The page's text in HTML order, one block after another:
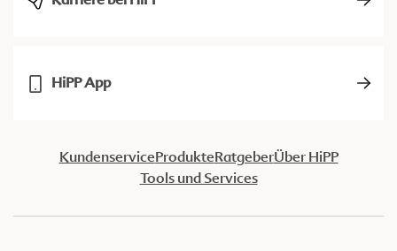
HiPP App
KundenserviceProdukteRatgeberÜber HiPP
Tools und Services